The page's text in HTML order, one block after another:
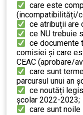
care este
(incompatibilități/
ce atribuții are
ce NU trebuie
ce documente
comisiei și care
CEAC (aprobare/
care sunt
parcursul unui an
ce noutăți
școlar 2022-2023;
care sunt noile